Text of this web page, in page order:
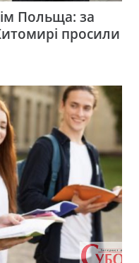
Польща: за
просили